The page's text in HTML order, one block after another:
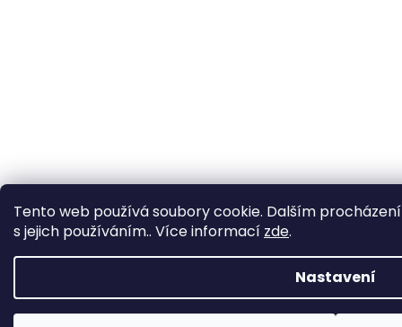
Tento web používá soubory cookie. Dalším
s jejich používáním.. Více informací zde.
Nastavení